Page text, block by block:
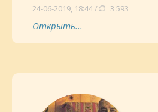
24-06-2019, 18:44 / 3 593
Открыть...